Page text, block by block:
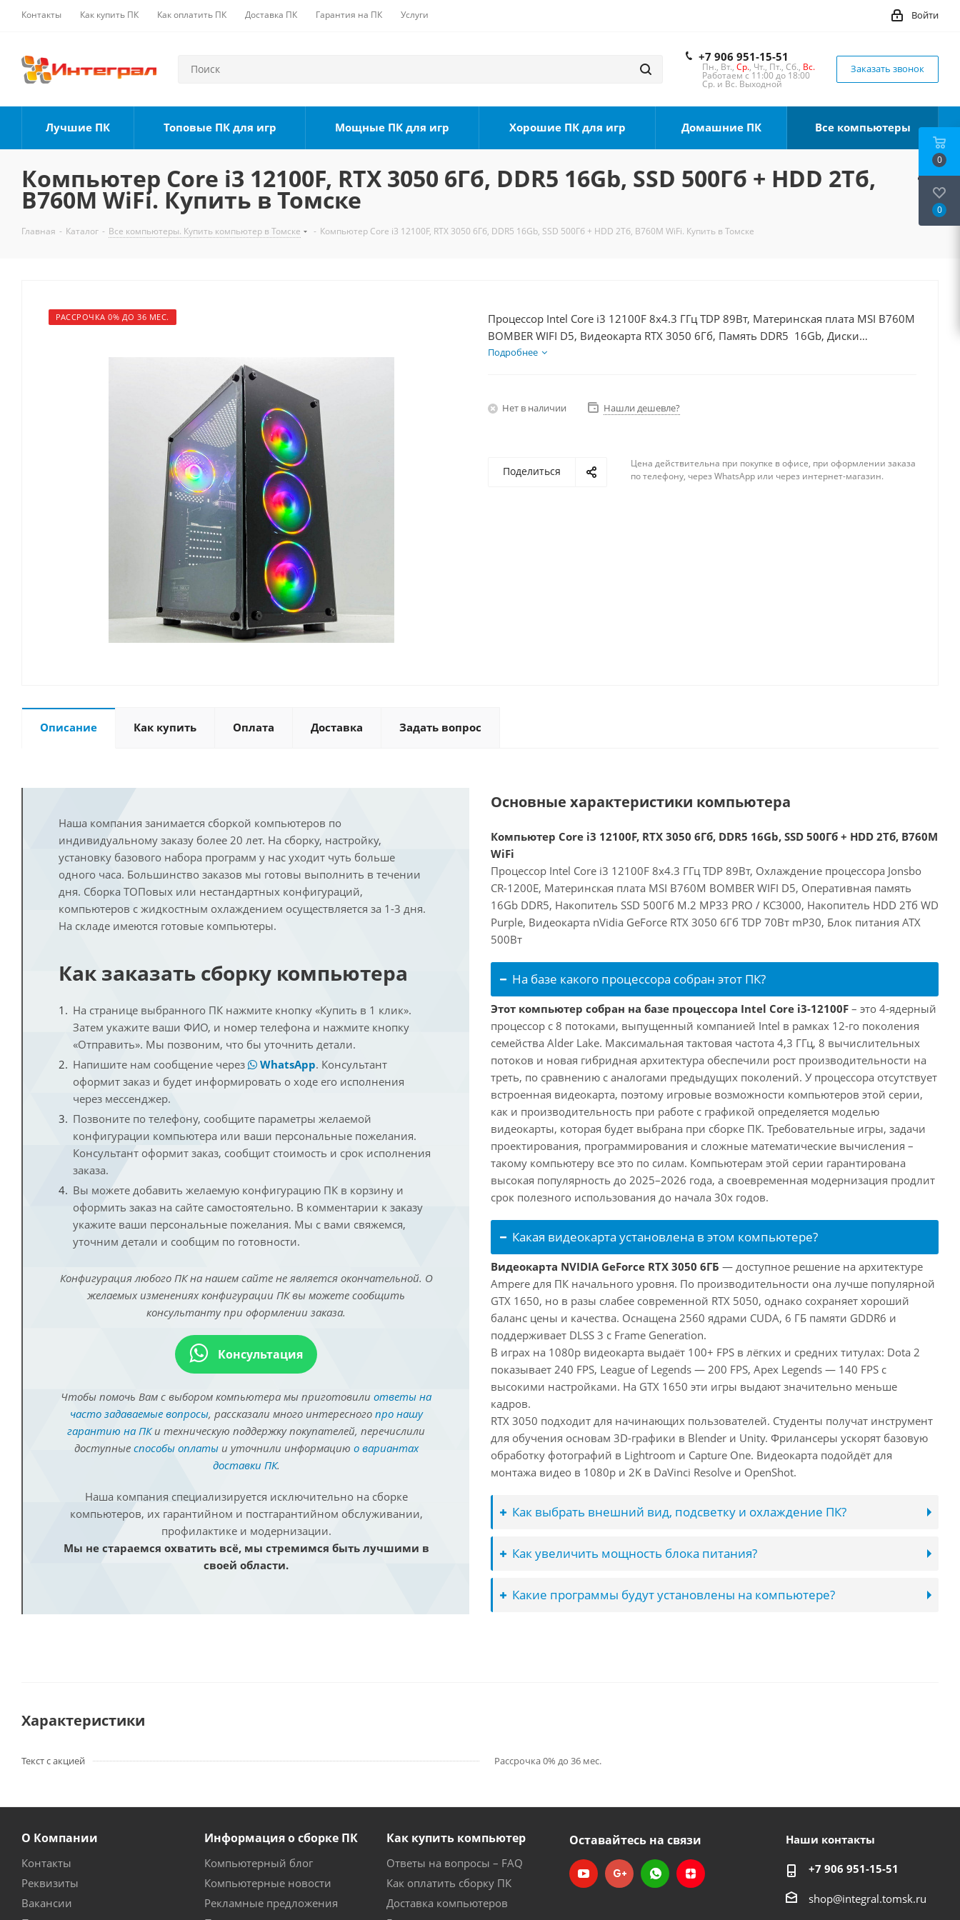
Контакты Как купить ПК Как оплатить ПК Доставка ПК Гарантия на ПК Услуги Войти
+7 906 951-15-51
Пн., Вт., Ср., Чт., Пт., Сб., Вс.
Работаем с 11:00 до 18:00
Ср. и Вс. Выходной
Заказать звонок
Лучшие ПК Топовые ПК для игр Мощные ПК для игр Хорошие ПК для игр Домашние ПК Все компьютеры
Компьютер Core i3 12100F, RTX 3050 6Гб, DDR5 16Gb, SSD 500Гб + HDD 2Тб,
B760M WiFi. Купить в Томске
Главная - Каталог - Все компьютеры. Купить компьютер в Томске - Компьютер Core i3 12100F, RTX 3050 6Гб, DDR5 16Gb, SSD 500Гб + HDD 2Тб, B760M WiFi. Купить в Томске
РАССРОЧКА 0% ДО 36 МЕС.
Процессор Intel Core i3 12100F 8x4.3 ГГц TDP 89Вт, Материнская плата MSI B760M
BOMBER WIFI D5, Видеокарта RTX 3050 6Гб, Память DDR5 16Gb, Диски
SSD 500Гб + HDD 2Тб, БП 500Вт
Подробнее
Нет в наличии Нашли дешевле?
Поделиться
Цена действительна при покупке в офисе, при оформлении заказа
по телефону, через WhatsApp или через интернет-магазин.
Описание Как купить Оплата Доставка Задать вопрос
Наша компания занимается сборкой компьютеров по
индивидуальному заказу более 20 лет. На сборку, настройку,
установку базового набора программ у нас уходит чуть больше
одного часа. Большинство заказов мы готовы выполнить в течении
дня. Сборка ТОПовых или нестандартных конфигураций,
компьютеров с жидкостным охлаждением осуществляется за 1-3 дня.
На складе имеются готовые компьютеры.
Как заказать сборку компьютера
На странице выбранного ПК нажмите кнопку «Купить в 1 клик».
Затем укажите ваши ФИО, и номер телефона и нажмите кнопку
«Отправить». Мы позвоним, что бы уточнить детали.
Напишите нам сообщение через
WhatsApp. Консультант
оформит заказ и будет информировать о ходе его исполнения
через мессенджер.
Позвоните по телефону, сообщите параметры желаемой
конфигурации компьютера или ваши персональные пожелания.
Консультант оформит заказ, сообщит стоимость и срок исполнения
заказа.
Вы можете добавить желаемую конфигурацию ПК в корзину и
оформить заказ на сайте самостоятельно. В комментарии к заказу
укажите ваши персональные пожелания. Мы с вами свяжемся,
уточним детали и сообщим по готовности.
Конфигурация любого ПК на нашем сайте не является окончательной. О
желаемых изменениях конфигурации ПК вы можете сообщить
консультанту при оформлении заказа.
Консультация
Чтобы помочь Вам с выбором компьютера мы приготовили ответы на
часто задаваемые вопросы, рассказали много интересного про нашу
гарантию на ПКи техническую поддержку покупателей, перечислили
доступные способы оплатыи уточнили информацию о вариантах
доставки ПК.
Наша компания специализируется исключительно на сборке
компьютеров, их гарантийном и постгарантийном обслуживании,
профилактике и модернизации.
Мы не стараемся охватить всё, мы стремимся быть лучшими в
своей области.
Основные характеристики компьютера
Компьютер Core i3 12100F, RTX 3050 6Гб, DDR5 16Gb, SSD 500Гб + HDD 2Тб, B760M
WiFi
Процессор Intel Core i3 12100F 8x4.3 ГГц TDP 89Вт, Охлаждение процессора Jonsbo
CR-1200E, Материнская плата MSI B760M BOMBER WIFI D5, Оперативная память
16Gb DDR5, Накопитель SSD 500Гб M.2 MP33 PRO / KC3000, Накопитель HDD 2Тб WD
Purple, Видеокарта nVidia GeForce RTX 3050 6Гб TDP 70Вт mP30, Блок питания ATX
500Вт
На базе какого процессора собран этот ПК?
Этот компьютер собран на базе процессора Intel Core i3-12100F – это 4-ядерный
процессор с 8 потоками, выпущенный компанией Intel в рамках 12-го поколения
семейства Alder Lake. Максимальная тактовая частота 4,3 ГГц, 8 вычислительных
потоков и новая гибридная архитектура обеспечили рост производительности на
треть, по сравнению с аналогами предыдущих поколений. У процессора отсутствует
встроенная видеокарта, поэтому игровые возможности компьютеров этой серии,
как и производительность при работе с графикой определяется моделью
видеокарты, которая будет выбрана при сборке ПК. Требовательные игры, задачи
проектирования, программирования и сложные математические вычисления –
такому компьютеру все это по силам. Компьютерам этой серии гарантирована
высокая популярность до 2025–2026 года, а своевременная модернизация продлит
срок полезного использования до начала 30х годов.
Какая видеокарта установлена в этом компьютере?
Видеокарта NVIDIA GeForce RTX 3050 6ГБ — доступное решение на архитектуре
Ampere для ПК начального уровня. По производительности она лучше популярной
GTX 1650, но в разы слабее современной RTX 5050, однако сохраняет хороший
баланс цены и качества. Оснащена 2560 ядрами CUDA, 6 ГБ памяти GDDR6 и
поддерживает DLSS 3 с Frame Generation.
В играх на 1080p видеокарта выдаёт 100+ FPS в лёгких и средних титулах: Dota 2
показывает 240 FPS, League of Legends — 200 FPS, Apex Legends — 140 FPS с
высокими настройками. На GTX 1650 эти игры выдают значительно меньше
кадров.
RTX 3050 подходит для начинающих пользователей. Студенты получат инструмент
для обучения основам 3D-графики в Blender и Unity. Фрилансеры ускорят базовую
обработку фотографий в Lightroom и Capture One. Видеокарта подойдёт для
монтажа видео в 1080p и 2K в DaVinci Resolve и OpenShot.
Как выбрать внешний вид, подсветку и охлаждение ПК?
Как увеличить мощность блока питания?
Какие программы будут установлены на компьютере?
Характеристики
Текст с акцией Рассрочка 0% до 36 мес.
О Компании
Контакты
Реквизиты
Вакансии
Информация о сборке ПК
Компьютерный блог
Компьютерные новости
Рекламные предложения
Как купить компьютер
Ответы на вопросы – FAQ
Как оплатить сборку ПК
Доставка компьютеров
Оставайтесь на связи Наши контакты
+7 906 951-15-51
shop@integral.tomsk.ru
0
0